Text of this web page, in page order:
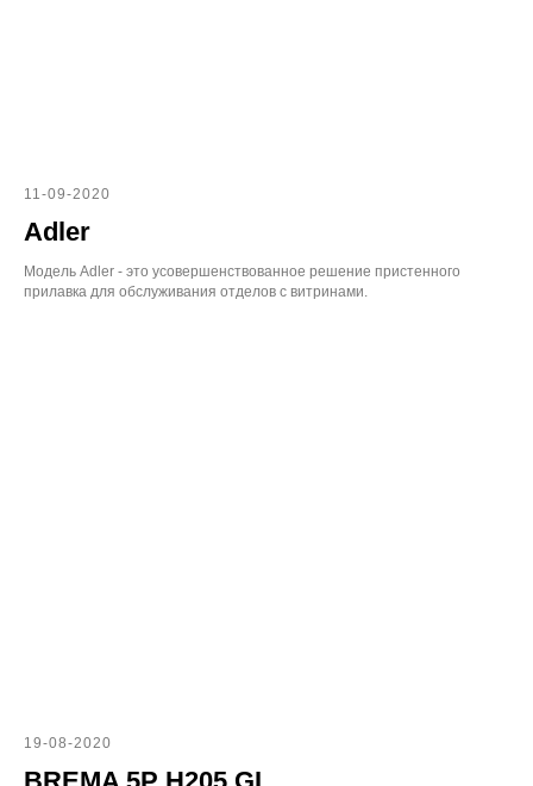
11-09-2020
Adler
Модель Adler - это усовершенствованное решение пристенного
прилавка для обслуживания отделов с витринами.
19-08-2020
BREMA 5P H205 GI